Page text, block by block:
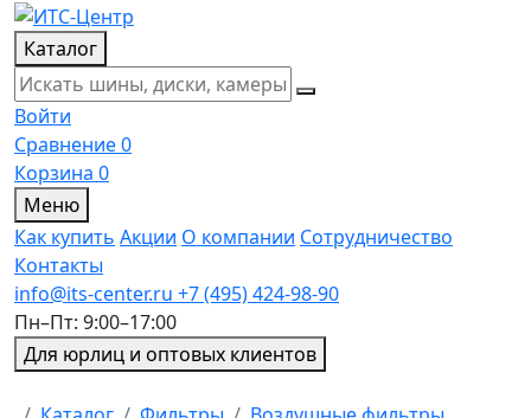
Каталог
Войти
Сравнение0
Корзина 0
Меню
Как купить Акции О компании Сотрудничество
Контакты
info@its-center.ru +7 (495) 424-98-90
Пн–Пт: 9:00–17:00
Для юрлиц и оптовых клиентов